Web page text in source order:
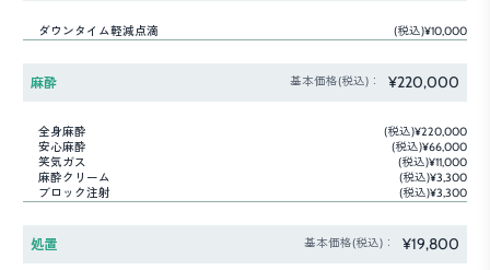
ダウンタイム軽減点滴 (税込)¥10,000
麻酔 基本価格(税込)： ¥220,000
全身麻酔
(税込)¥220,000
安心麻酔
(税込)¥66,000
笑気ガス
(税込)¥11,000
麻酔クリーム
(税込)¥3,300
ブロック注射
(税込)¥3,300
処置 基本価格(税込)： ¥19,800